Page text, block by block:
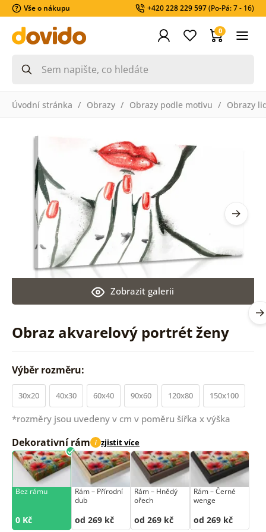
Vše o nákupu +420 228 229 597(Po-Pá: 7 - 16)
0
Úvodní stránka Obrazy Obrazy podle motivu Obrazy
Obraz akvarelový portrét ženy
Zobrazit galerii
Výběr rozměru:
30x20 40x30 60x40 90x60 120x80 150x100
*rozměry jsou uvedeny v cm v poměru šířka x výška
Dekorativní rám i zjistit více
Bez rámu
0 Kč
Rám –⁠⁠⁠⁠⁠⁠ Přírodní
dub
od 269 kč
Rám –⁠⁠⁠⁠⁠⁠ Hnědý
ořech
od 269 kč
Rám –⁠⁠⁠⁠⁠⁠ Černé
wenge
od 269 kč